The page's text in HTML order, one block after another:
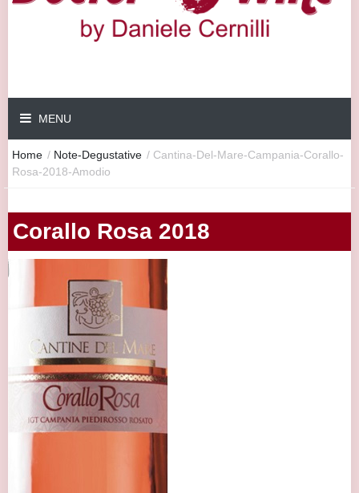
MENU
Home / Note-Degustative / Cantina-Del-Mare-Campania-Corallo-
Rosa-2018-Amodio
Corallo Rosa 2018